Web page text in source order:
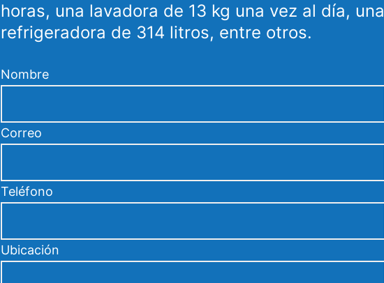
horas, una lavadora de 13 kg una vez al día, una
refrigeradora de 314 litros, entre otros.
Nombre
Correo
Teléfono
Ubicación